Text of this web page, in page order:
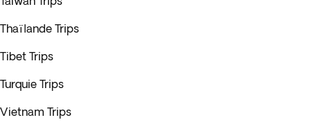
Thaïlande Trips
Tibet Trips
Turquie Trips
Vietnam Trips